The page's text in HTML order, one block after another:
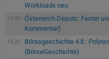
Workloads neu
15:40
Österreich-Depots: Fester
Kommentar)
15:20
Börsegeschichte 4.8.:
(BörseGeschichte)